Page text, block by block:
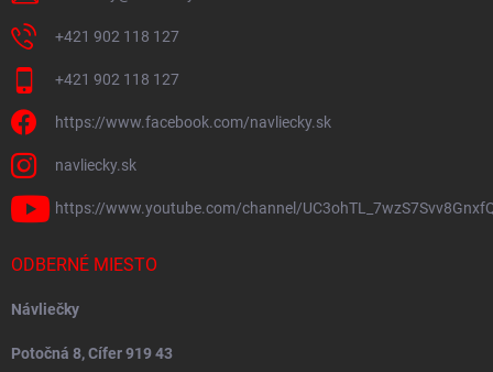
+421 902 118 127
+421 902 118 127
https://www.facebook.com/navliecky.sk
navliecky.sk
https://www.youtube.com/channel/
ODBERNÉ MIESTO
Návliečky
Potočná 8, Cífer 919 43